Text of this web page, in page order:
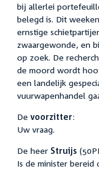
bij allerlei
belegd is. Dit
ernstige
zwaargewonde, en
op zoek. De
de moord wordt
een landelijk
vuurwapenhandel
De voorzitter:
Uw vraag.
De heer Struijs
Is de minister bereid